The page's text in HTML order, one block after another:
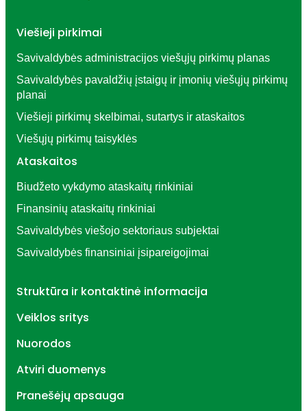
Viešieji pirkimai
Savivaldybės administracijos viešųjų pirkimų planas
Savivaldybės pavaldžių įstaigų ir įmonių viešųjų pirkimų
planai
Viešieji pirkimų skelbimai, sutartys ir ataskaitos
Viešųjų pirkimų taisyklės
Ataskaitos
Biudžeto vykdymo ataskaitų rinkiniai
Finansinių ataskaitų rinkiniai
Savivaldybės viešojo sektoriaus subjektai
Savivaldybės finansiniai įsipareigojimai
Struktūra ir kontaktinė informacija
Veiklos sritys
Nuorodos
Atviri duomenys
Pranešėjų apsauga